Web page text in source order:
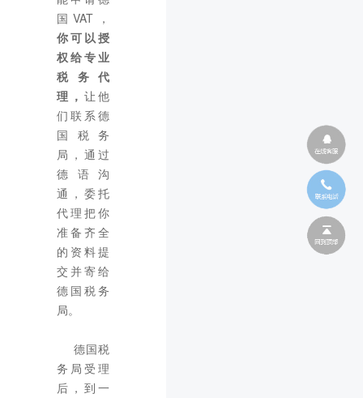
国VAT，
你可以授
权给专业
税务代
理， 让他
们联系德
国税务
局，通过
德语沟
通，委托
代理把你
准备齐全
的资料提
交并寄给
德国税务
局。
德国税
务局受理
后，到一